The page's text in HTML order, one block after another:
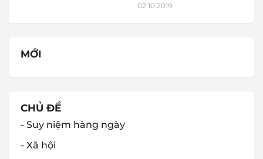
02.10.2019
MỚI
CHỦ ĐỀ
- Suy niệm hàng ngày
- Xã hội